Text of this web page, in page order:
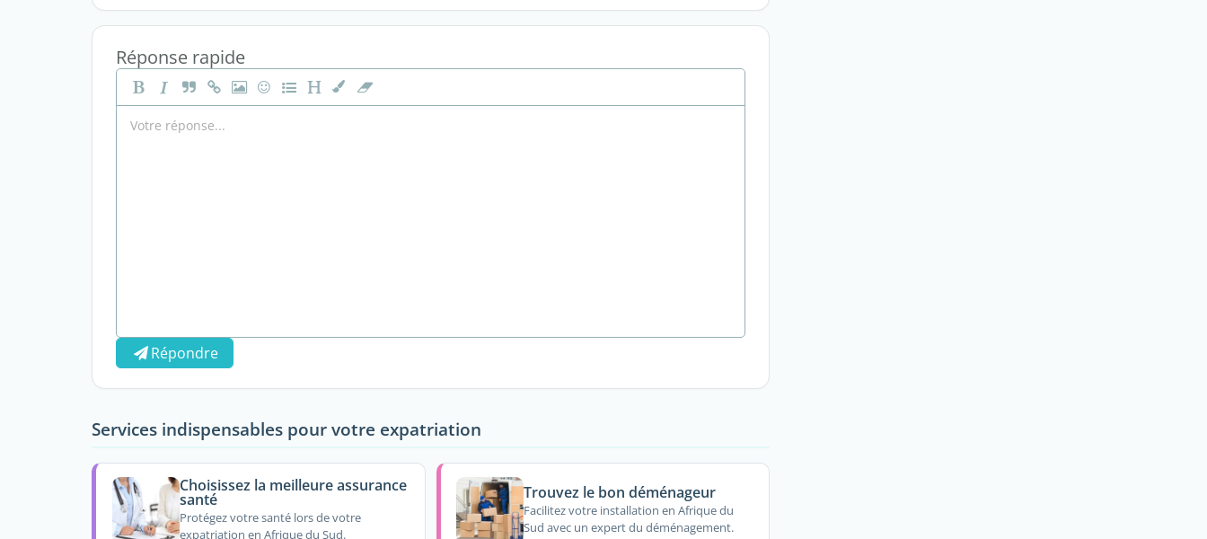
Réponse rapide
Répondre
Services indispensables pour votre expatriation
Choisissez la meilleure assurance
santé
Protégez votre santé lors de votre
expatriation en Afrique du Sud.
Trouvez le bon déménageur
Facilitez votre installation en Afrique du
Sud avec un expert du déménagement.